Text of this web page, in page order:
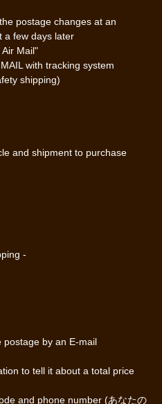
postage changes at an
a few days later
Mail"
with tracking system
shipping)
and shipment to purchase
-
postage by an E-mail
to tell it about a total price
and phone number (あなたの